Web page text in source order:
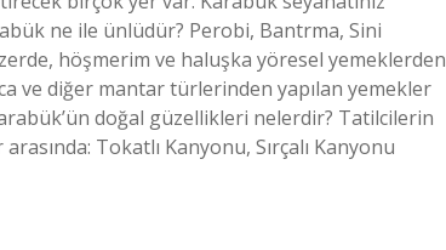
ne ile ünlüdür? Perobi, Bantrma, Sini
höşmerim ve haluşka yöresel yemeklerden
ve diğer mantar türlerinden yapılan yemekler
doğal güzellikleri nelerdir? Tatilcilerin
Tokatlı Kanyonu, Sırçalı Kanyonu